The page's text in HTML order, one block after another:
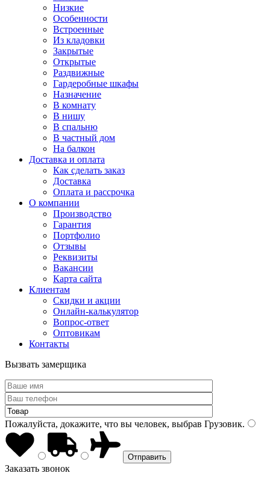
Низкие
Особенности
Встроенные
Из кладовки
Закрытые
Открытые
Раздвижные
Гардеробные шкафы
Назначение
В комнату
В нишу
В спальню
В частный дом
На балкон
Доставка и оплата
Как сделать заказ
Доставка
Оплата и рассрочка
О компании
Производство
Гарантия
Портфолио
Отзывы
Реквизиты
Вакансии
Карта сайта
Клиентам
Скидки и акции
Онлайн-калькулятор
Вопрос-ответ
Оптовикам
Контакты
Вызвать замерщика
Пожалуйста, докажите, что вы человек, выбрав Грузовик.
Заказать звонок